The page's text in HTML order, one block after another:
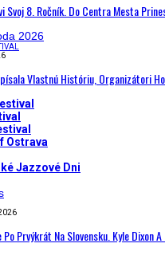
Svoj 8. Ročník. Do Centra Mesta
Vlastnú Históriu, Organizátori
Ostrava
Jazzové Dni
Prvýkrát Na Slovensku. Kyle Dixon